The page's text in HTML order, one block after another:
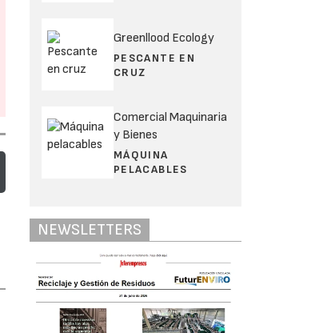
Greenllood Ecology
PESCANTE EN
CRUZ
Comercial Maquinaria
y Bienes
MÁQUINA
PELACABLES
NEWSLETTERS